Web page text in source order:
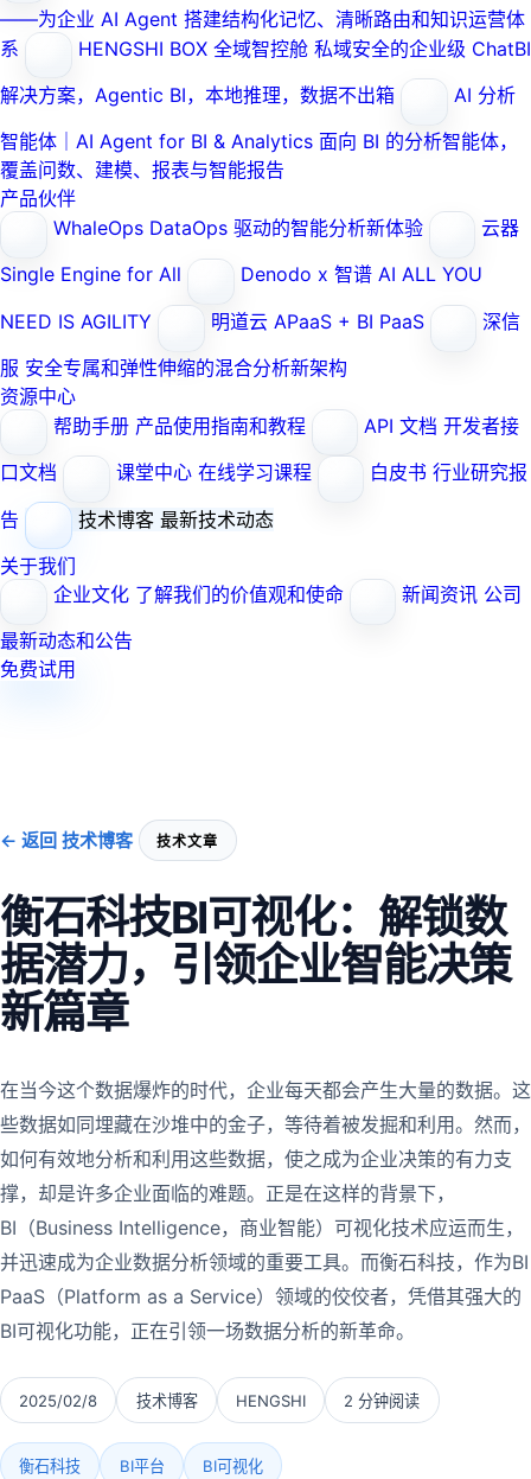
——为企业 AI Agent 搭建结构化记忆、清晰路由和知识运营体
系
HENGSHI BOX 全域智控舱 私域安全的企业级 ChatBI
解决方案，Agentic BI，本地推理，数据不出箱
AI 分析
智能体｜AI Agent for BI & Analytics 面向 BI 的分析智能体，
覆盖问数、建模、报表与智能报告
产品伙伴
WhaleOps DataOps 驱动的智能分析新体验
云器
Single Engine for All
Denodo x 智谱 AI ALL YOU
NEED IS AGILITY
明道云 APaaS + BI PaaS
深信
服 安全专属和弹性伸缩的混合分析新架构
资源中心
帮助手册 产品使用指南和教程 API 文档 开发者接
口文档
课堂中心 在线学习课程 白皮书 行业研究报
告
技术博客 最新技术动态
关于我们
企业文化 了解我们的价值观和使命 新闻资讯 公司
最新动态和公告
免费试用
← 返回 技术博客 技术文章
衡石科技BI可视化：解锁数
据潜力，引领企业智能决策
新篇章
在当今这个数据爆炸的时代，企业每天都会产生大量的数据。这
些数据如同埋藏在沙堆中的金子，等待着被发掘和利用。然而，
如何有效地分析和利用这些数据，使之成为企业决策的有力支
撑，却是许多企业面临的难题。正是在这样的背景下，
BI（Business Intelligence，商业智能）可视化技术应运而生，
并迅速成为企业数据分析领域的重要工具。而衡石科技，作为BI
PaaS（Platform as a Service）领域的佼佼者，凭借其强大的
BI可视化功能，正在引领一场数据分析的新革命。
2025/02/8 技术博客 HENGSHI 2 分钟阅读
衡石科技 BI平台 BI可视化